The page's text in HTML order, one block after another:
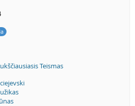
Teismas